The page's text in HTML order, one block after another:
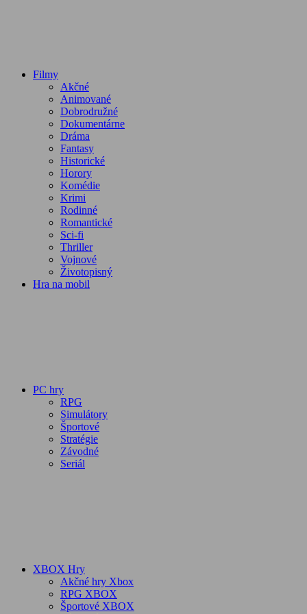
Filmy
Akčné
Animované
Dobrodružné
Dokumentárne
Dráma
Fantasy
Historické
Horory
Komédie
Krimi
Rodinné
Romantické
Sci-fi
Thriller
Vojnové
Životopisný
Hra na mobil
PC hry
RPG
Simulátory
Športové
Stratégie
Závodné
Seriál
XBOX Hry
Akčné hry Xbox
RPG XBOX
Športové XBOX